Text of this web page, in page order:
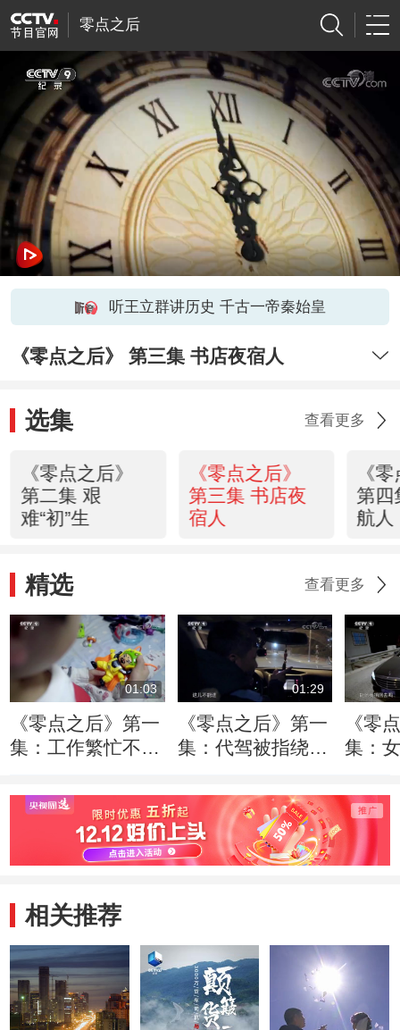
零点之后
听王立群讲历史 千古一帝秦始皇
《零点之后》 第三集 书店夜宿人
选集 查看更多
《零点之后》
第二集 艰
难“初”生
《零点之后》
第三集 书店夜
宿人
《
第四
航人
精选 查看更多
01:03
《零点之后》第一
集：工作繁忙不能
01:29
《零点之后》第一
集：代驾被指绕路
《零
集：
数不
相关推荐